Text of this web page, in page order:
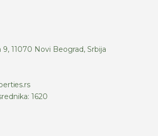
11070 Novi Beograd, Srbija
1620